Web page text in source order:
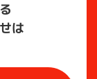
は